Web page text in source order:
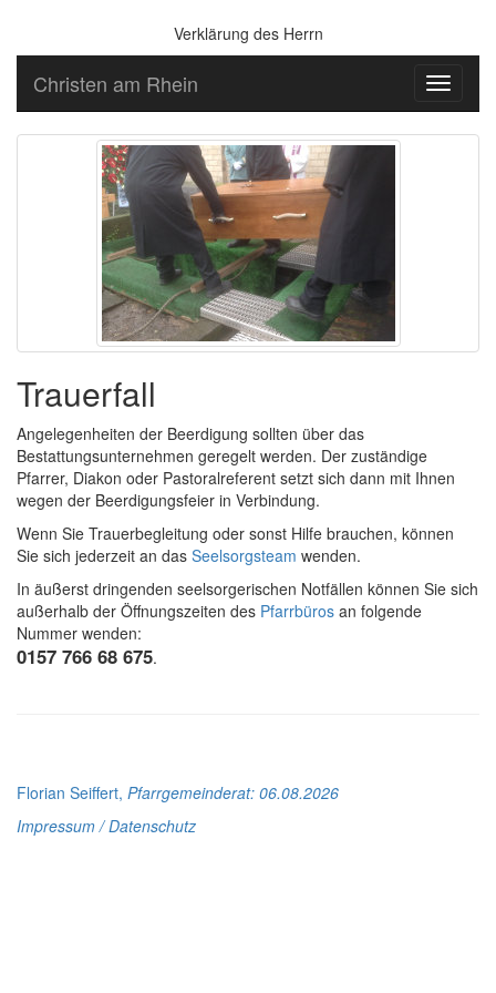
Verklärung des Herrn
Toggle
Christen am Rhein
Trauerfall
Angelegenheiten der Beerdigung sollten über das
Bestattungsunternehmen geregelt werden. Der zuständige
Pfarrer, Diakon oder Pastoralreferent setzt sich dann mit Ihnen
wegen der Beerdigungsfeier in Verbindung.
Wenn Sie Trauerbegleitung oder sonst Hilfe brauchen, können
Sie sich jederzeit an das Seelsorgsteam wenden.
In äußerst dringenden seelsorgerischen Notfällen können Sie sich
außerhalb der Öffnungszeiten des Pfarrbüros an folgende
Nummer wenden:
0157 766 68 675.
Florian Seiffert, Pfarrgemeinderat: 06.08.2026
Impressum / Datenschutz